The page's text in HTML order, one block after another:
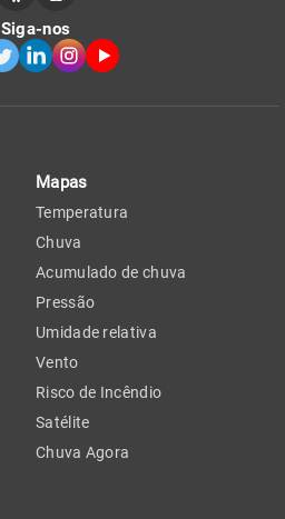
Siga-nos
Mapas
Temperatura
Chuva
Acumulado de chuva
Pressão
Umidade relativa
Vento
Risco de Incêndio
Satélite
Chuva Agora